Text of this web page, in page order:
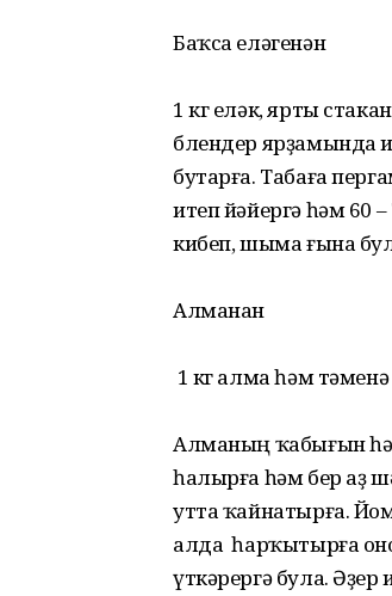
Баҡса еләгенән
1 кг еләк, ярты
блендер ярҙамында
бутарға. Табаға
итеп йәйергә һәм 60
кибеп, шыма ғына
Алманан
1 кг алма һәм
Алманың ҡабығын һәм
һалырға һәм бер аҙ
утта ҡайнатырға.
алда һарҡытырға
үткәрергә була.